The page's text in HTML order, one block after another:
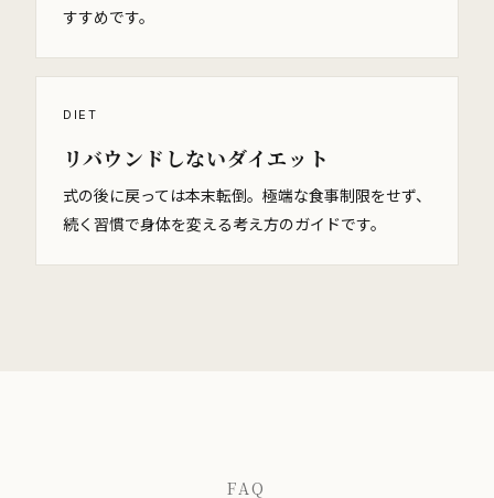
すすめです。
DIET
リバウンドしないダイエット
式の後に戻っては本末転倒。極端な食事制限をせず、
続く習慣で身体を変える考え方のガイドです。
FAQ